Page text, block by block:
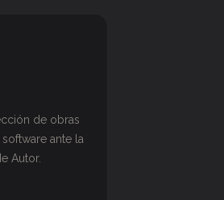
de obras
ante la
Autor.